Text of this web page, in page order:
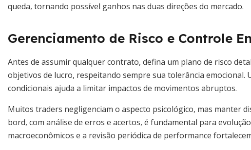
queda, tornando possível ganhos nas duas direções do mercado.
Gerenciamento de Risco e Controle
Antes de assumir qualquer contrato, defina um plano de risco
objetivos de lucro, respeitando sempre sua tolerância
condicionais ajuda a limitar impactos de movimentos abruptos.
Muitos traders negligenciam o aspecto psicológico, mas manter
bord, com análise de erros e acertos, é fundamental para
macroeconômicos e a revisão periódica de performance